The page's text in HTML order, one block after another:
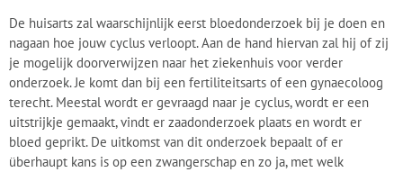
De huisarts zal waarschijnlijk eerst bloedonderzoek bij je doen en
nagaan hoe jouw cyclus verloopt. Aan de hand hiervan zal hij of zij
je mogelijk doorverwijzen naar het ziekenhuis voor verder
onderzoek. Je komt dan bij een fertiliteitsarts of een gynaecoloog
terecht. Meestal wordt er gevraagd naar je cyclus, wordt er een
uitstrijkje gemaakt, vindt er zaadonderzoek plaats en wordt er
bloed geprikt. De uitkomst van dit onderzoek bepaalt of er
überhaupt kans is op een zwangerschap en zo ja, met welk